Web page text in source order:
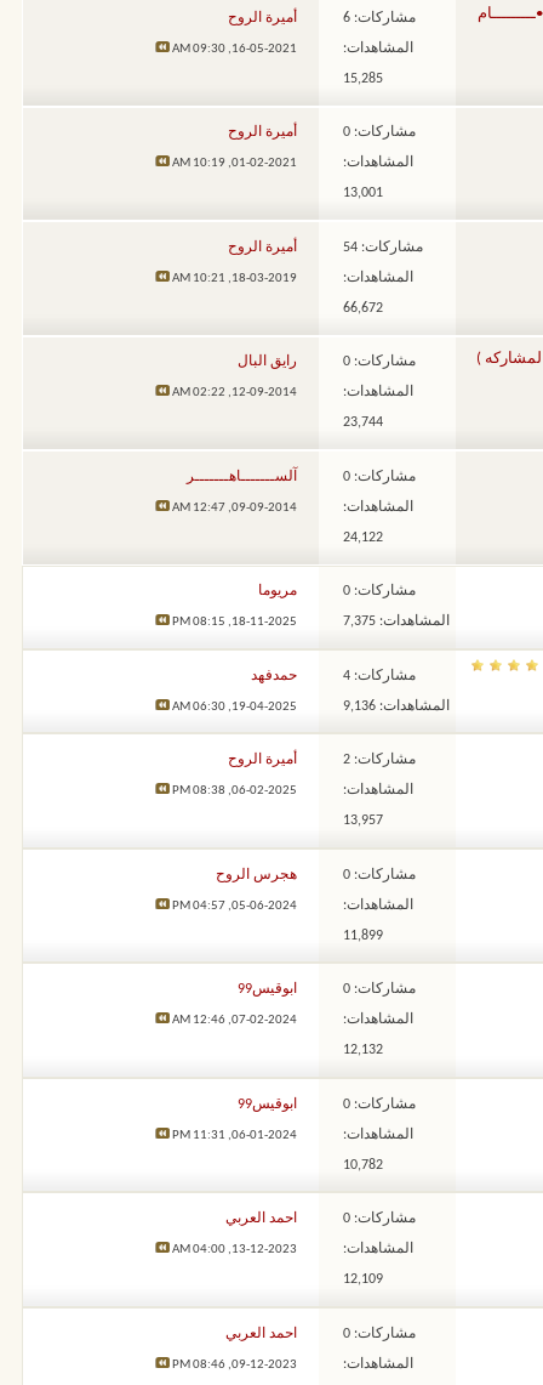
مشاركات: 6
المشاهدات:
15,285
أميرة الروح
16-05-2021,
09:30 AM
مشاركات: 0
المشاهدات:
13,001
أميرة الروح
01-02-2021,
10:19 AM
مشاركات: 54
المشاهدات:
66,672
أميرة الروح
18-03-2019,
10:21 AM
) مشاركات: 0
المشاهدات:
23,744
رايق البال
12-09-2014,
02:22 AM
مشاركات: 0
المشاهدات:
24,122
آلســـــــاهـــــــر
09-09-2014,
12:47 AM
مشاركات: 0
المشاهدات: 7,375
مريوما
18-11-2025,
08:15 PM
مشاركات: 4
المشاهدات: 9,136
حمدفهد
19-04-2025,
06:30 AM
مشاركات: 2
المشاهدات:
13,957
أميرة الروح
06-02-2025,
08:38 PM
مشاركات: 0
المشاهدات:
11,899
هجرس الروح
05-06-2024,
04:57 PM
مشاركات: 0
المشاهدات:
12,132
ابوقيس99
07-02-2024,
12:46 AM
مشاركات: 0
المشاهدات:
10,782
ابوقيس99
06-01-2024,
11:31 PM
مشاركات: 0
المشاهدات:
12,109
احمد العربي
13-12-2023,
04:00 AM
مشاركات: 0
المشاهدات:
احمد العربي
09-12-2023,
08:46 PM